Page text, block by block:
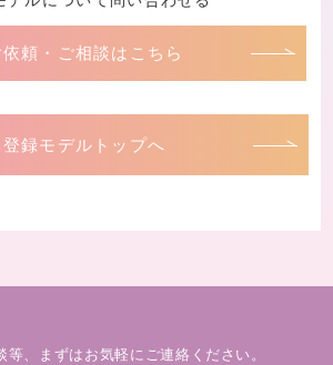
依頼・ご相談はこちら
登録モデルトップへ
等、まずはお気軽にご連絡ください。